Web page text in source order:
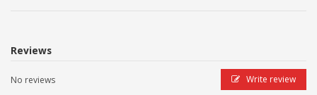
Reviews
No reviews Write review